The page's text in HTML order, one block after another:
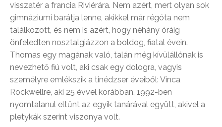
visszatér a francia Riviérára. Nem azért, mert olyan sok
gimnáziumi barátja lenne, akikkel már régóta nem
találkozott, és nem is azért, hogy néhány óráig
önfeledten nosztalgiázzon a boldog, fiatal évein.
Thomas egy magának való, talán még kívülállónak is
nevezhető fiú volt, aki csak egy dologra, vagyis
személyre emlékszik a tinédzser éveiből: Vinca
Rockwellre, aki 25 évvel korábban, 1992-ben
nyomtalanul eltűnt az egyik tanárával együtt, akivel a
pletykák szerint viszonya volt.